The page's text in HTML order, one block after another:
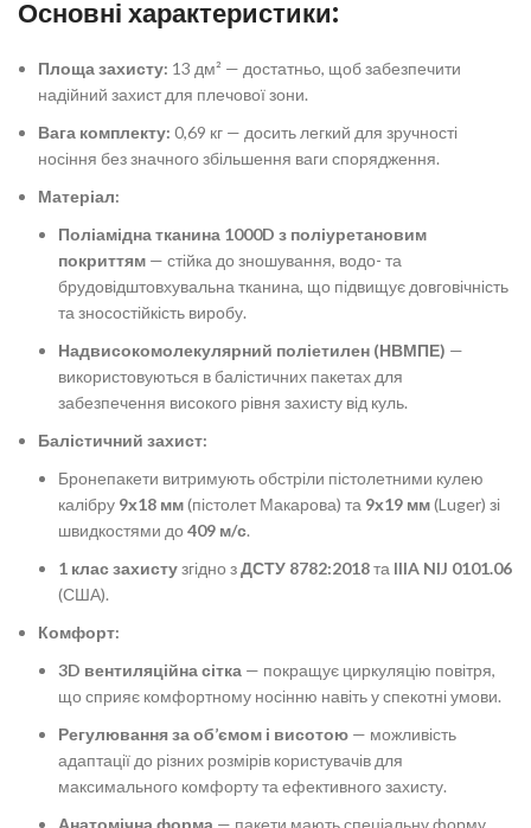
Основні характеристики:
Площа захисту: 13 дм² — достатньо, щоб забезпечити
надійний захист для плечової зони.
Вага комплекту: 0,69 кг — досить легкий для зручності
носіння без значного збільшення ваги спорядження.
Матеріал:
Поліамідна тканина 1000D з поліуретановим
покриттям — стійка до зношування, водо- та
брудовідштовхувальна тканина, що підвищує довговічність
та зносостійкість виробу.
Надвисокомолекулярний поліетилен (НВМПЕ) —
використовуються в балістичних пакетах для
забезпечення високого рівня захисту від куль.
Балістичний захист:
Бронепакети витримують обстріли пістолетними кулею
калібру 9х18 мм(пістолет Макарова) та 9х19 мм(Luger) зі
швидкостями до 409 м/с.
1 клас захистузгідно зДСТУ 8782:2018та IIIA NIJ 0101.06
(США).
Комфорт:
3D вентиляційна сітка — покращує циркуляцію повітря,
що сприяє комфортному носінню навіть у спекотні умови.
Регулювання за об’ємом і висотою — можливість
адаптації до різних розмірів користувачів для
максимального комфорту та ефективного захисту.